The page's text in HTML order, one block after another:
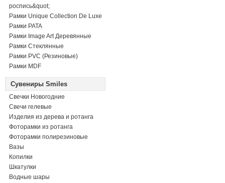
роспись&quot;
Рамки Unique Collection De Luxe
Рамки PATA
Рамки Image Art Деревянные
Рамки Стеклянные
Рамки PVC (Резиновые)
Рамки MDF
Сувениры Smiles
Свечки Новогодние
Свечи гелевые
Изделия из дерева и ротанга
Фоторамки из ротанга
Фоторамки полирезиновые
Вазы
Копилки
Шкатулки
Водные шары